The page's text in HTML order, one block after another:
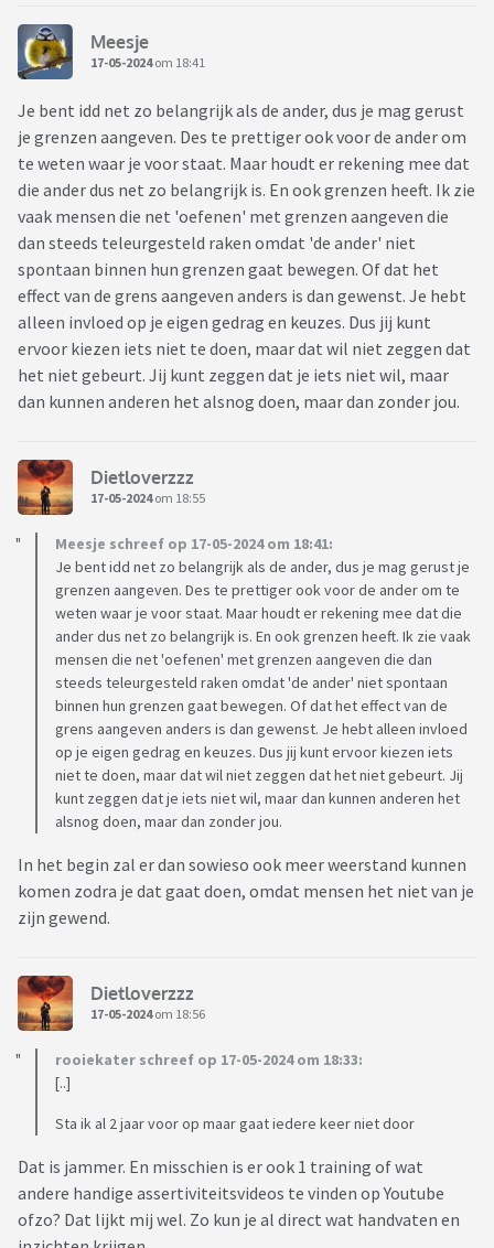
Meesje
17-05-2024om 18:41
Je bent idd net zo belangrijk als de ander, dus je mag gerust
je grenzen aangeven. Des te prettiger ook voor de ander om
te weten waar je voor staat. Maar houdt er rekening mee dat
die ander dus net zo belangrijk is. En ook grenzen heeft. Ik zie
vaak mensen die net 'oefenen' met grenzen aangeven die
dan steeds teleurgesteld raken omdat 'de ander' niet
spontaan binnen hun grenzen gaat bewegen. Of dat het
effect van de grens aangeven anders is dan gewenst. Je hebt
alleen invloed op je eigen gedrag en keuzes. Dus jij kunt
ervoor kiezen iets niet te doen, maar dat wil niet zeggen dat
het niet gebeurt. Jij kunt zeggen dat je iets niet wil, maar
dan kunnen anderen het alsnog doen, maar dan zonder jou.
Dietloverzzz
17-05-2024om 18:55
Meesje schreef op 17-05-2024 om 18:41:
Je bent idd net zo belangrijk als de ander, dus je mag gerust je
grenzen aangeven. Des te prettiger ook voor de ander om te
weten waar je voor staat. Maar houdt er rekening mee dat die
ander dus net zo belangrijk is. En ook grenzen heeft. Ik zie vaak
mensen die net 'oefenen' met grenzen aangeven die dan
steeds teleurgesteld raken omdat 'de ander' niet spontaan
binnen hun grenzen gaat bewegen. Of dat het effect van de
grens aangeven anders is dan gewenst. Je hebt alleen invloed
op je eigen gedrag en keuzes. Dus jij kunt ervoor kiezen iets
niet te doen, maar dat wil niet zeggen dat het niet gebeurt. Jij
kunt zeggen dat je iets niet wil, maar dan kunnen anderen het
alsnog doen, maar dan zonder jou.
In het begin zal er dan sowieso ook meer weerstand kunnen
komen zodra je dat gaat doen, omdat mensen het niet van je
zijn gewend.
Dietloverzzz
17-05-2024om 18:56
rooiekater schreef op 17-05-2024 om 18:33:
[..]
Sta ik al 2 jaar voor op maar gaat iedere keer niet door
Dat is jammer. En misschien is er ook 1 training of wat
andere handige assertiviteitsvideos te vinden op Youtube
ofzo? Dat lijkt mij wel. Zo kun je al direct wat handvaten en